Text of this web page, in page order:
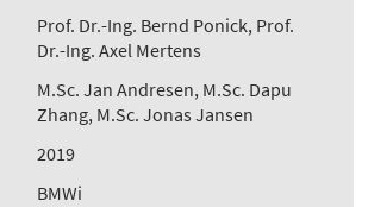
Prof. Dr.-Ing. Bernd Ponick, Prof.
Dr.-Ing. Axel Mertens
M.Sc. Jan Andresen, M.Sc. Dapu
Zhang, M.Sc. Jonas Jansen
2019
BMWi